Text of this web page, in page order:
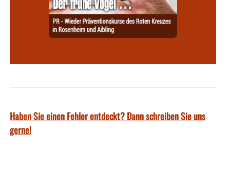
Haben Sie einen Fehler entdeckt? Dann schreiben Sie uns
gerne!